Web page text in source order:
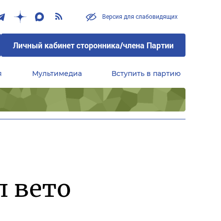
Версия для слабовидящих
Личный кабинет сторонника/члена Партии
Мультимедиа Вступить в партию
вето